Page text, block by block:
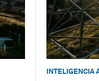
INTELIGENCIA